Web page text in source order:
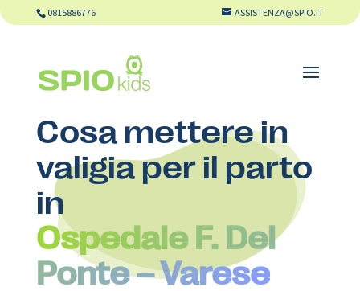
0815886776 ASSISTENZA@SPIO.IT
Cosa mettere in
valigia per il parto
in
Ospedale F. Del
Ponte – Varese